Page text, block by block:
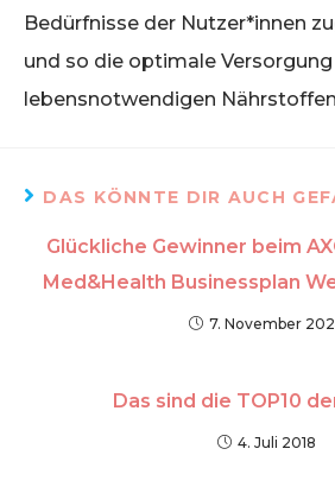
Bedürfnisse der Nutzer*innen
und so die optimale
lebensnotwendigen
DAS KÖNNTE DIR AUCH
Glückliche Gewinner beim
Med&Health Businessplan
7. November
Das sind die TOP10
4. Juli 2018